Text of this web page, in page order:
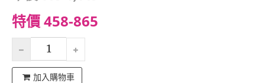
特價 458-865
加入購物車